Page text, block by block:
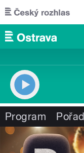
Přejít k hlavnímu
Program